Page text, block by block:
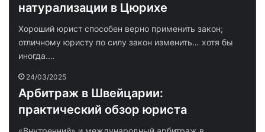
натурализации в Цюрихе
Хороший юрист способен верно применить закон;
отличному юристу по силу закон изменить… хотя бы
иногда.…
24/03/2025
Арбитраж в Швейцарии:
практический обзор юриста